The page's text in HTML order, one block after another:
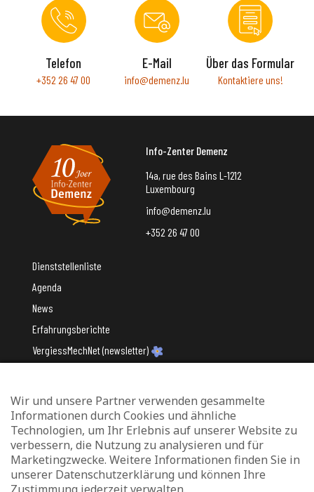
Telefon
+352 26 47 00
E-Mail
info@demenz.lu
Über das Formular
Kontaktiere uns!
Info-Zenter Demenz
14a, rue des Bains L-1212
Luxembourg
info@demenz.lu
+352 26 47 00
Dienststellenliste
Agenda
News
Erfahrungsberichte
VergiessMechNet (newsletter)
Mit Unterstützung des
Wir und unsere Partner verwenden gesammelte
Informationen durch Cookies und ähnliche
Technologien, um Ihr Erlebnis auf unserer Website zu
verbessern, die Nutzung zu analysieren und für
Marketingzwecke. Weitere Informationen finden Sie in
unserer Datenschutzerklärung und können Ihre